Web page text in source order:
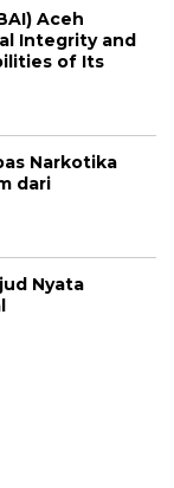
Aceh
Integrity and
of Its
Narkotika
dari
Nyata